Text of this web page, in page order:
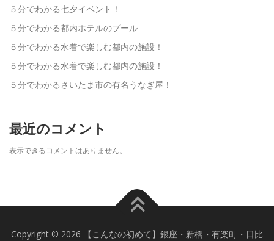
５分でわかる七夕イベント！
５分でわかる都内ホテルのプール
５分でわかる水着で楽しむ都内の施設！
５分でわかる水着で楽しむ都内の施設！
５分でわかるさいたま市の有名うなぎ屋！
最近のコメント
表示できるコメントはありません。
Copyright © 2026 【こんなの初めて】銀座・新橋・有楽町・日比